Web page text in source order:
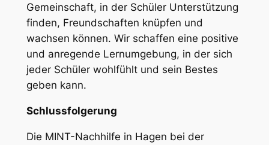
Gemeinschaft, in der Schüler Unterstützung
finden, Freundschaften knüpfen und
wachsen können. Wir schaffen eine positive
und anregende Lernumgebung, in der sich
jeder Schüler wohlfühlt und sein Bestes
geben kann.
Schlussfolgerung
Die MINT-Nachhilfe in Hagen bei der